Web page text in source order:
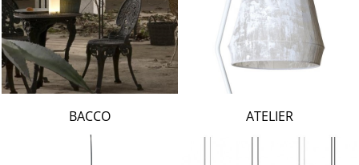
ATELIER
BACCO